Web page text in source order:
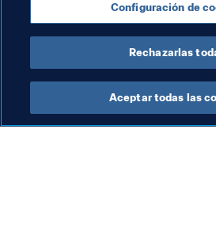
Promoción del fútbol Qatar
Configuración de
Rechazarlas
Aceptar todas las